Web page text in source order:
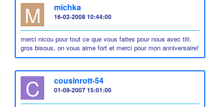
M michka
16-02-2008 10:44:00
merci nicou pour tout ce que vous faites pour nous avec titi.
gros bisous, on vous aime fort et merci pour mon anniversaire!
C cousinrott-54
01-09-2007 15:01:00